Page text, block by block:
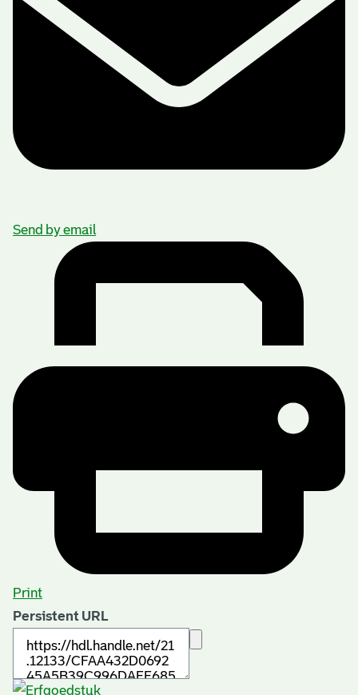
Send by email
Print
Persistent URL